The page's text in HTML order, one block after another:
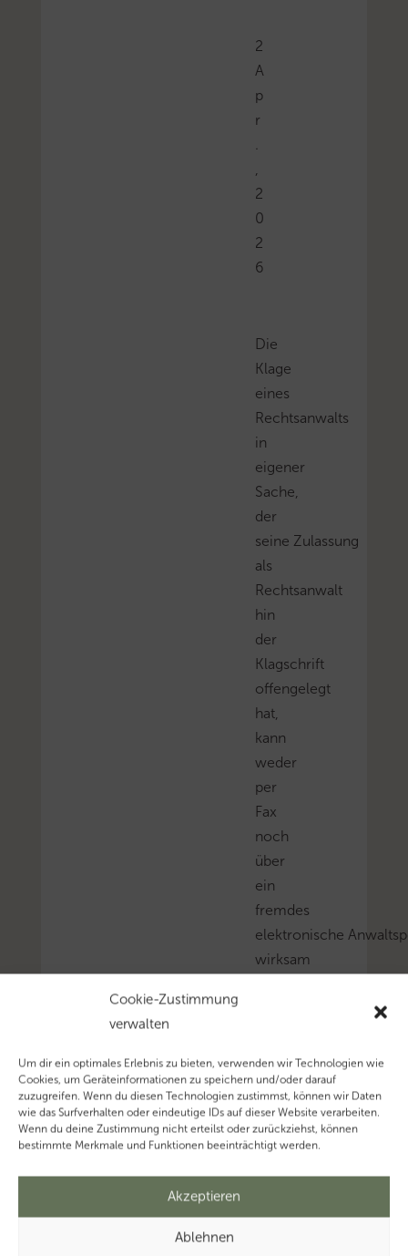
Cookie-Zustimmung
verwalten
Um dir ein optimales Erlebnis zu bieten, verwenden wir Technologien wie
Cookies, um Geräteinformationen zu speichern und/oder darauf
zuzugreifen. Wenn du diesen Technologien zustimmst, können wir Daten
wie das Surfverhalten oder eindeutige IDs auf dieser Website verarbeiten.
Wenn du deine Zustimmung nicht erteilst oder zurückziehst, können
bestimmte Merkmale und Funktionen beeinträchtigt werden.
Akzeptieren
Ablehnen
2
A
p
r
2
0
2
6
Die
Klage
eines
Rechtsanwalts
in
eigener
Sache,
der
seine Zulassung
als
Rechtsanwalt
hin
der
Klagschrift
offengelegt
hat,
kann
weder
per
Fax
noch
über
ein
fremdes
elektronische
wirksam
hat
das Schleswig-
Holsteinische
FG
entschieden.
Mehr